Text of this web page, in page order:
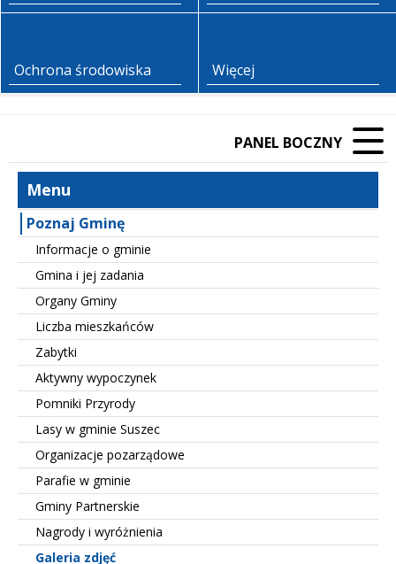
Ochrona środowiska Więcej
PANEL BOCZNY
Menu
Poznaj Gminę
Informacje o gminie
Gmina i jej zadania
Organy Gminy
Liczba mieszkańców
Zabytki
Aktywny wypoczynek
Pomniki Przyrody
Lasy w gminie Suszec
Organizacje pozarządowe
Parafie w gminie
Gminy Partnerskie
Nagrody i wyróżnienia
Galeria zdjęć